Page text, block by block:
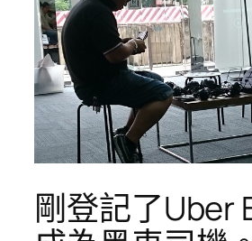
剛登記了Uber